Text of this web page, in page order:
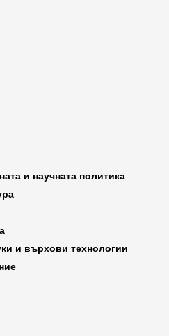
и научната политика
и върхови технологии